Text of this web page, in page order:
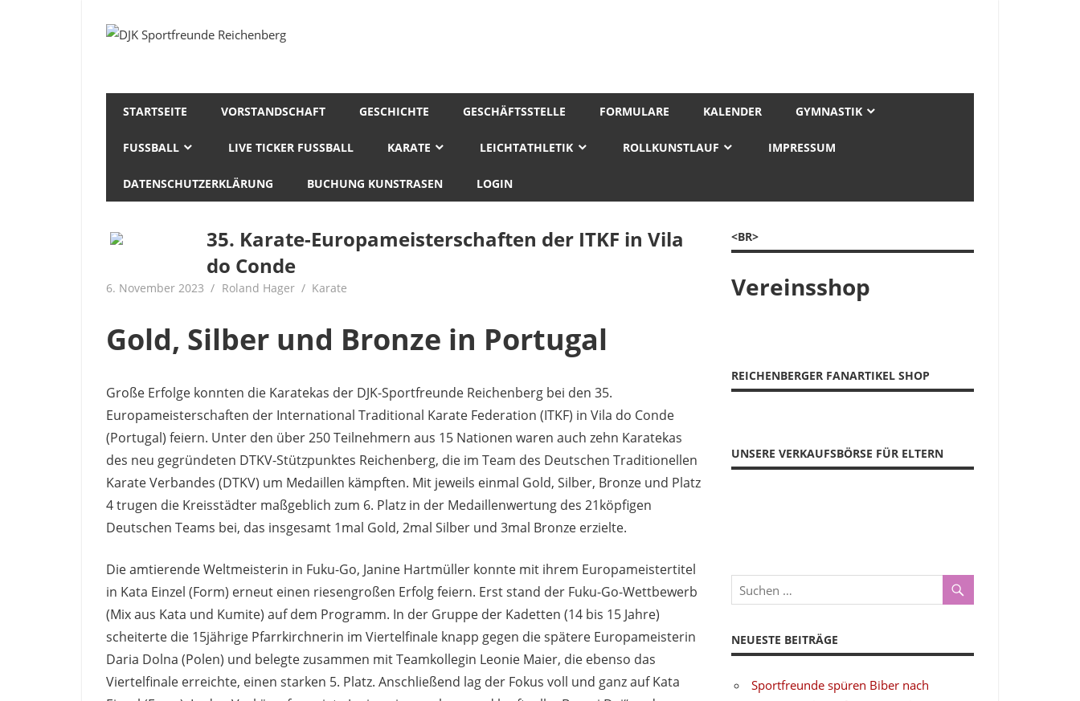
InhaltDJK
Reichenberg
Fußball
Leichtathletik
Radfahren
Ski
STARTSEITE VORSTANDSCHAFT GESCHICHTE GESCHÄFTSSTELLE FORMULARE KALENDER GYMNASTIK
FUSSBALL LIVE TICKER FUSSBALL KARATE LEICHTATHLETIK ROLLKUNSTLAUF IMPRESSUM
DATENSCHUTZERKLÄRUNG BUCHUNG KUNSTRASEN LOGIN
35. Karate-Europameisterschaften der ITKF in Vila
do Conde
6. November 2023 Roland Hager Karate
Gold, Silber und Bronze in Portugal
Große Erfolge konnten die Karatekas der DJK-Sportfreunde Reichenberg bei den 35.
Europameisterschaften der International Traditional Karate Federation (ITKF) in Vila do Conde
(Portugal) feiern. Unter den über 250 Teilnehmern aus 15 Nationen waren auch zehn Karatekas
des neu gegründeten DTKV-Stützpunktes Reichenberg, die im Team des Deutschen Traditionellen
Karate Verbandes (DTKV) um Medaillen kämpften. Mit jeweils einmal Gold, Silber, Bronze und Platz
4 trugen die Kreisstädter maßgeblich zum 6. Platz in der Medaillenwertung des 21köpfigen
Deutschen Teams bei, das insgesamt 1mal Gold, 2mal Silber und 3mal Bronze erzielte.
Die amtierende Weltmeisterin in Fuku-Go, Janine Hartmüller konnte mit ihrem Europameistertitel
in Kata Einzel (Form) erneut einen riesengroßen Erfolg feiern. Erst stand der Fuku-Go-Wettbewerb
(Mix aus Kata und Kumite) auf dem Programm. In der Gruppe der Kadetten (14 bis 15 Jahre)
scheiterte die 15jährige Pfarrkirchnerin im Viertelfinale knapp gegen die spätere Europameisterin
Daria Dolna (Polen) und belegte zusammen mit Teamkollegin Leonie Maier, die ebenso das
Viertelfinale erreichte, einen starken 5. Platz. Anschließend lag der Fokus voll und ganz auf Kata
<BR>
Vereinsshop
REICHENBERGER FANARTIKEL SHOP
UNSERE VERKAUFSBÖRSE FÜR ELTERN
NEUESTE BEITRÄGE
Sportfreunde spüren Biber nach